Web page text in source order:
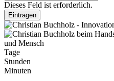
Dieses Feld ist erforderlich.
Eintragen
Tage
Stunden
Minuten